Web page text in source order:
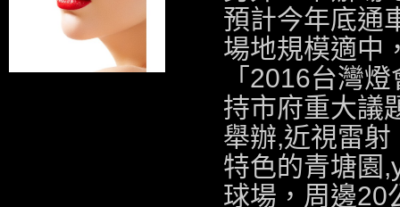
預計今年底通
場地規模適中
「2016台灣
持市府重大議
舉辦,近視雷射
特色的青塘園,
球場，周邊20